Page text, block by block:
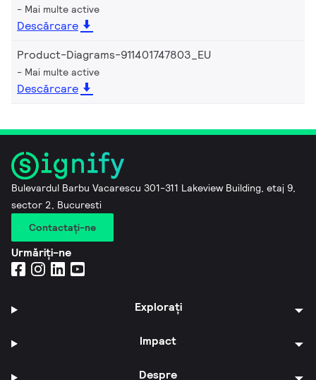
Mai multe active
Descărcare
Product-Diagrams-911401747803_EU
Mai multe active
Descărcare
Bulevardul Barbu Vacarescu 301-311 Lakeview Building, etaj 9,
sector 2, Bucuresti
Contactaţi-ne
Urmăriți-ne
Explorați
Impact
Despre